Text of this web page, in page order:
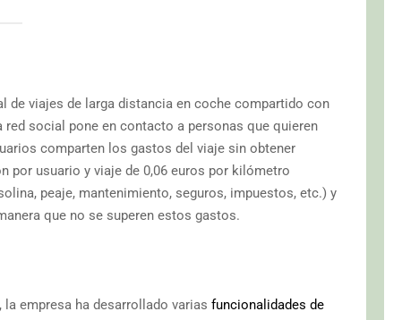
de viajes de larga distancia en coche compartido con
social pone en contacto a personas que quieren
comparten los gastos del viaje sin obtener
por usuario y viaje de 0,06 euros por kilómetro
peaje, mantenimiento, seguros, impuestos, etc.) y
que no se superen estos gastos.
empresa ha desarrollado varias funcionalidades de